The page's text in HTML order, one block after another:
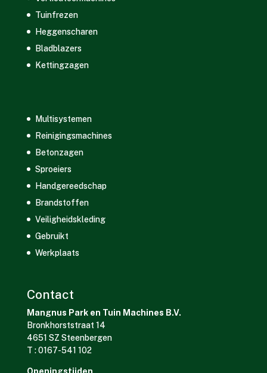
Tuinfrezen
Heggenscharen
Bladblazers
Kettingzagen
Multisystemen
Reinigingsmachines
Betonzagen
Sproeiers
Handgereedschap
Brandstoffen
Veiligheidskleding
Gebruikt
Werkplaats
Contact
Mangnus Park en Tuin Machines B.V.
Bronkhorststraat 14
4651 SZ Steenbergen
T : 0167-541 102